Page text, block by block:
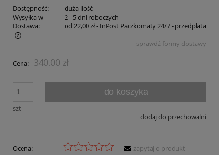
Dostępność:
duża ilość
Wysyłka w:
2 - 5 dni roboczych
Dostawa:
od 22,00 zł- InPost Paczkomaty 24/7 - przedpłata
Cena nie zawiera ewentualnych kosztów płatnościsprawdź formy dostawy
Cena: 340,00 zł
szt.
do koszyka
dodaj do przechowalni
Ocena:
zapytaj o produkt